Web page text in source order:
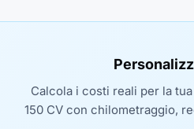
Calcola i costi reali per la
150 CV con chilometraggio,